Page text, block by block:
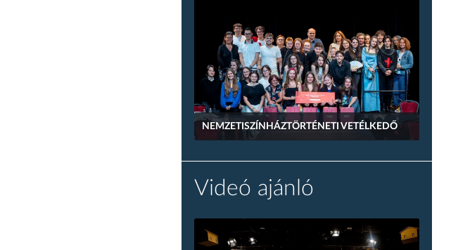
NEMZETISZÍNHÁZTÖRTÉNETI VETÉLKEDŐ
Videó ajánló